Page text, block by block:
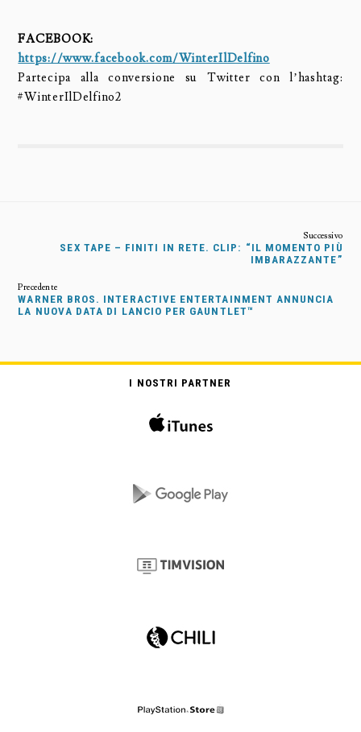
FACEBOOK:
https://www.facebook.com/WinterIlDelfino
Partecipa alla conversione su Twitter con l’hashtag:
#WinterIlDelfino2
SEX TAPE – FINITI IN RETE. CLIP: “IL MOMENTO PIÙ
IMBARAZZANTE”
WARNER BROS. INTERACTIVE ENTERTAINMENT ANNUNCIA
LA NUOVA DATA DI LANCIO PER GAUNTLET™
I NOSTRI PARTNER